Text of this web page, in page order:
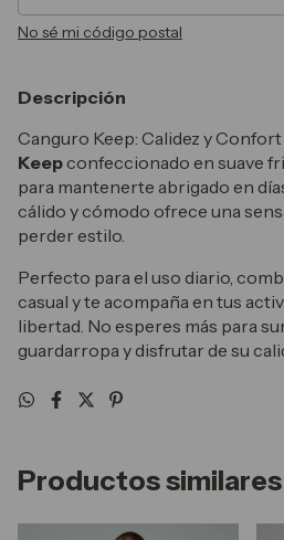
No sé mi código postal
Descripción
Canguro Keep: Calidez y
Keepconfeccionado en suave
para mantenerte abrigado en
cálido y cómodo ofrece una
perder estilo.
Perfecto para el uso diario,
casual y te acompaña en tus
libertad. No esperes más para
guardarropa y disfrutar de su
Productos similares